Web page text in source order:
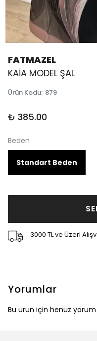
FATMAZEL
KAİA MODEL ŞAL
Ürün Kodu: 879
₺ 385.00
Beden
Standart Beden
3000 TL ve Üzeri
Yorumlar
Bu ürün için henüz yorum